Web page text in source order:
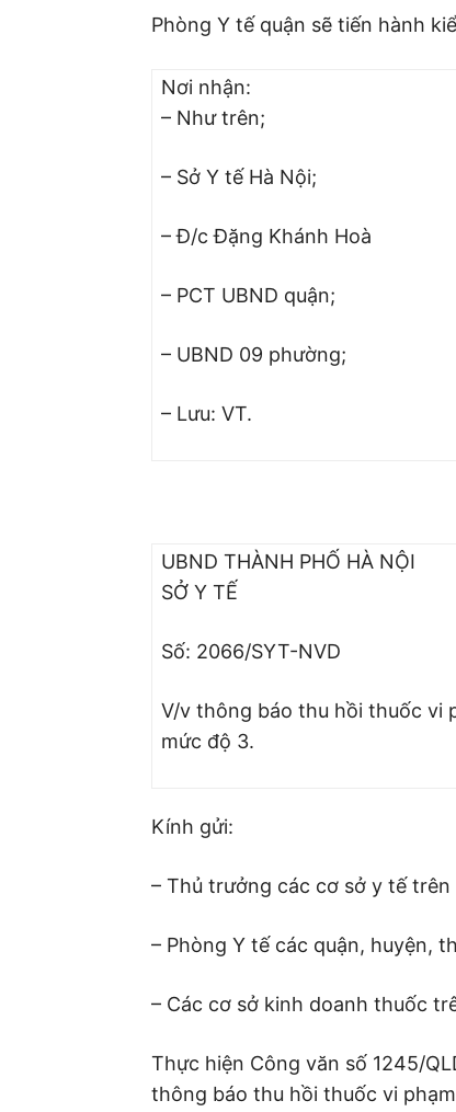
Phòng Y tế quận sẽ tiến hành
Nơi nhận:
– Như trên;
– Sở Y tế Hà Nội;
– Đ/c Đặng Khánh Hoà
– PCT UBND quận;
– UBND 09 phường;
– Lưu: VT.
UBND THÀNH PHỐ HÀ NỘI
SỞ Y TẾ
Số: 2066/SYT-NVD
V/v thông báo thu hồi thuốc vi
mức độ 3.
Kính gửi:
– Thủ trưởng các cơ sở y tế trên
– Phòng Y tế các quận, huyện,
– Các cơ sở kinh doanh thuốc
Thực hiện Công văn số 1245/
thông báo thu hồi thuốc vi